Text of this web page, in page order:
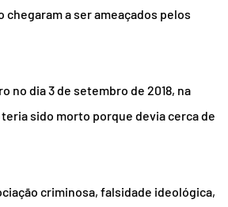
a ser ameaçados pelos
no dia 3 de setembro de 2018, na
sido morto porque devia cerca de
criminosa, falsidade ideológica,